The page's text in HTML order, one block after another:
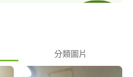
分類圖片